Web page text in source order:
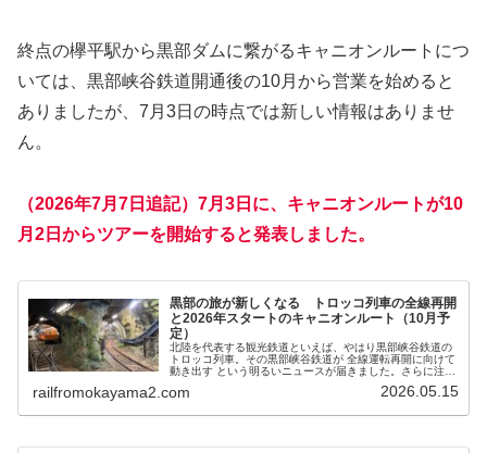
終点の欅平駅から黒部ダムに繋がるキャニオンルートにつ
いては、黒部峡谷鉄道開通後の10月から営業を始めると
ありましたが、7月3日の時点では新しい情報はありませ
ん。
（2026年7月7日追記）7月3日に、キャニオンルートが10
月2日からツアーを開始すると発表しました。
黒部の旅が新しくなる トロッコ列車の全線再開
と2026年スタートのキャニオンルート（10月予
定）
北陸を代表する観光鉄道といえば、やはり黒部峡谷鉄道の
トロッコ列車。その黒部峡谷鉄道が 全線運転再開に向けて
動き出す という明るいニュースが届きました。さらに注目
キャニオンルート が、20...
railfromokayama2.com 2026.05.15